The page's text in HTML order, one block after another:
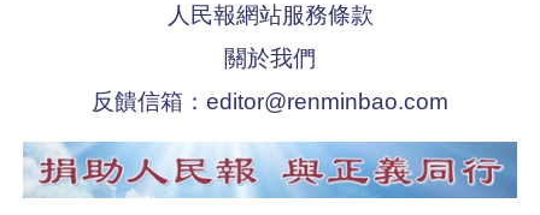
人民報網站服務條款
關於我們
反饋信箱： editor@renminbao.com